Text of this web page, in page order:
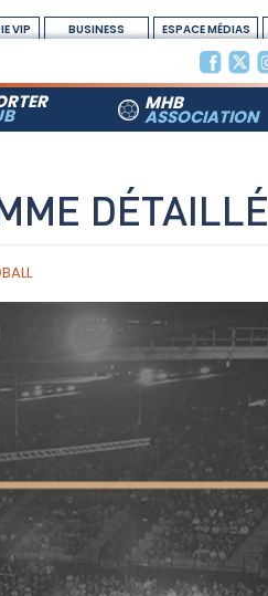
VIP BUSINESS ESPACE MÉDIAS
MHB
ASSOCIATION
DÉTAILLÉ